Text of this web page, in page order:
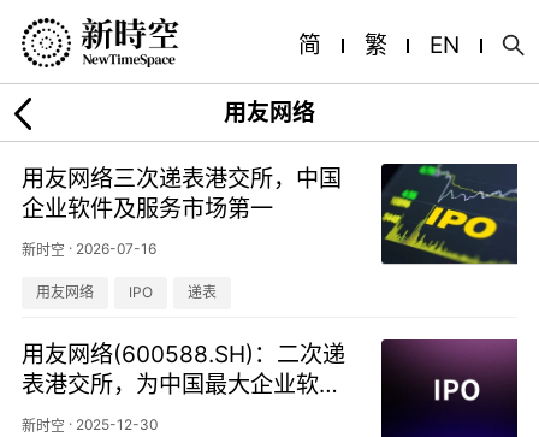
简 繁 EN
用友网络
用友网络三次递表港交所，中国
企业软件及服务市场第一
新时空 · 2026-07-16
用友网络 IPO 递表
用友网络(600588.SH)：二次递
表港交所，为中国最大企业软件
及服务提供商
新时空 · 2025-12-30